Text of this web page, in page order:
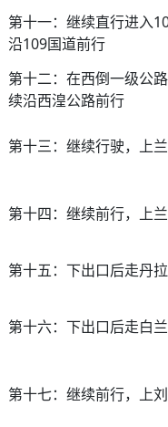
第十一：继续直行进入
沿109国道前行
第十二：在西倒一级公
续沿西湟公路前行
第十三：继续行驶，上
第十四：继续前行，上
第十五：下出口后走丹
第十六：下出口后走白
第十七：继续前行，上